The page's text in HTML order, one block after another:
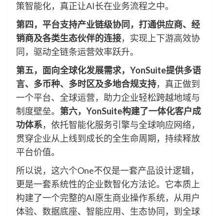
策智能化，真正让AI长在业务流程之中。
第四，平台支持产业链级协同，打通供应商、经
销商及各类生态伙伴的连接，实现上下游高效协
同，驱动全链条运营效率跃升。
第五，面向全球化发展需求， YonSuite提供多语
言、多币种、多时区及多地合规支持，真正做到
一个平台、全球运营，助力企业轻松跨越地域与
制度壁垒。 第六， YonSuite构建了一体化客户成
功体系，依托智能化服务引擎与全球响应网络，
贯穿企业从上线到成长的全生命周期，持续释放
平台价值。
所以说，这六个One不仅是一套产品设计逻辑，
更是一套系统性的企业数智化方法论。它本质上
构建了一个完整的AI原生商业操作系统，从用户
体验、数据底座、智能应用、生态协同，到全球